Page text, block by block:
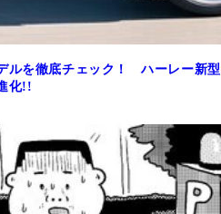
ルを徹底チェック！ ハーレー新型
化!!